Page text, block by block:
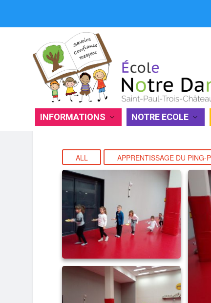
INFORMATIONS NOTRE ECOLE
APPRENTISSAGE DU PING-
ALL APPRENTISSAGE DU PING-